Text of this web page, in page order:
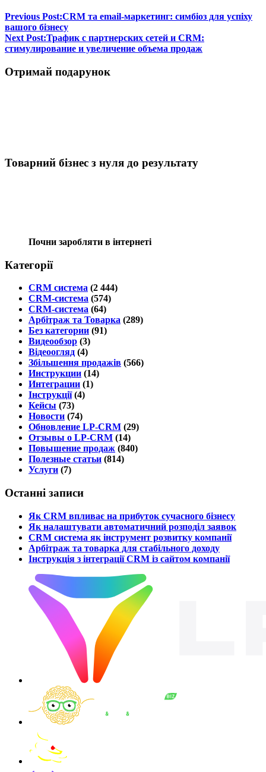
Previous Post:CRM та email-маркетинг: симбіоз для успіху
вашого бізнесу
Next Post:Трафик с партнерских сетей и CRM:
стимулирование и увеличение объема продаж
Отримай подарунок
Товарний бізнес з нуля до результату
Почни заробляти в інтернеті
Категорії
CRM система (2 444)
CRM-система (574)
CRM-система (64)
Арбітраж та Товарка (289)
Без категории (91)
Видеообзор (3)
Відеоогляд (4)
Збільшення продажів (566)
Инструкции (14)
Интеграции (1)
Інструкції(4)
Кейсы (73)
Новости (74)
Обновление LP-CRM (29)
Отзывы о LP-CRM (14)
Повышение продаж (840)
Полезные статьи (814)
Услуги (7)
Останні записи
Як CRM впливає на прибуток сучасного бізнесу
Як налаштувати автоматичний розподіл заявок
CRM система як інструмент розвитку компанії
Арбітраж та товарка для стабільного доходу
Інструкція з інтеграції CRM із сайтом компанії